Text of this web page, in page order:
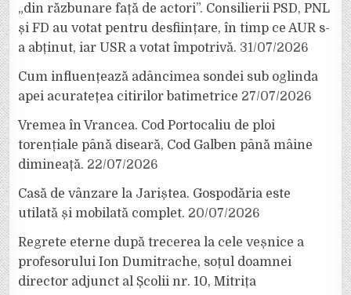
„din răzbunare față de actori”. Consilierii PSD, PNL
și FD au votat pentru desființare, în timp ce AUR s-
a abținut, iar USR a votat împotrivă. 31/07/2026
Cum influențează adâncimea sondei sub oglinda
apei acuratețea citirilor batimetrice 27/07/2026
Vremea în Vrancea. Cod Portocaliu de ploi
torențiale până diseară, Cod Galben până mâine
dimineață. 22/07/2026
Casă de vânzare la Jariștea. Gospodăria este
utilată și mobilată complet. 20/07/2026
Regrete eterne după trecerea la cele veșnice a
profesorului Ion Dumitrache, soțul doamnei
director adjunct al Școlii nr. 10, Mitrița